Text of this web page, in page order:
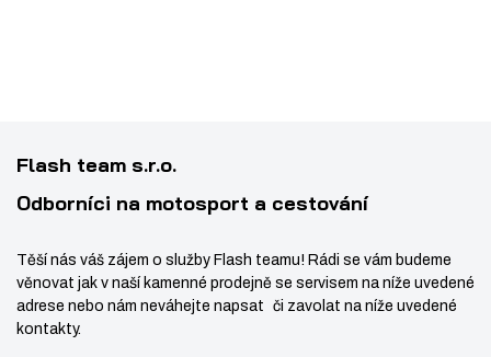
Flash team s.r.o.
Odborníci na motosport a cestování
Těší nás váš zájem o služby Flash teamu! Rádi se vám budeme
věnovat jak v naší kamenné prodejně se servisem na níže uvedené
adrese nebo nám neváhejte napsat či zavolat na níže uvedené
kontakty.